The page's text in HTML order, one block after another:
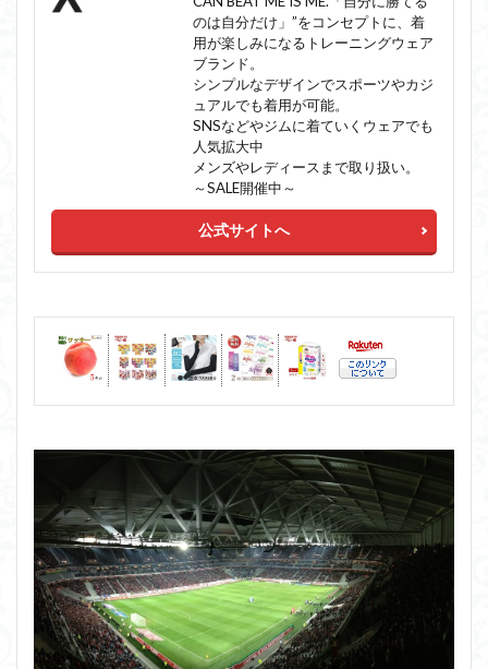
のは自分だけ」”をコンセプトに、着
用が楽しみになるトレーニングウェア
ブランド。
シンプルなデザインでスポーツやカジ
ュアルでも着用が可能。
SNSなどやジムに着ていくウェアでも
人気拡大中
メンズやレディースまで取り扱い。
～SALE開催中～
公式サイトへ